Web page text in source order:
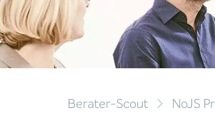
Berater-Scout NoJS